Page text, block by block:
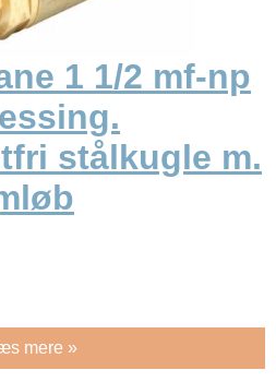
1 1/2 mf-np
stålkugle m.
mere »